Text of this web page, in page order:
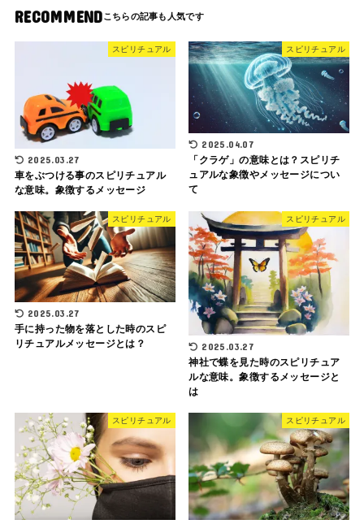
RECOMMEND
スピリチュアル
2025.03.27
車をぶつける事のスピリチュアル
な意味。象徴するメッセージ
スピリチュアル
2025.04.07
「クラゲ」の意味とは？スピリチ
ュアルな象徴やメッセージについ
て
スピリチュアル
2025.03.27
手に持った物を落とした時のスピ
リチュアルメッセージとは？
スピリチュアル
2025.03.27
神社で蝶を見た時のスピリチュア
ルな意味。象徴するメッセージと
は
スピリチュアル スピリチュアル